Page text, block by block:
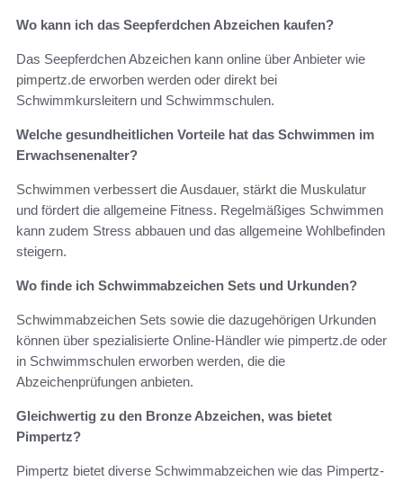
Wo kann ich das Seepferdchen Abzeichen kaufen?
Das Seepferdchen Abzeichen kann online über Anbieter wie
pimpertz.de erworben werden oder direkt bei
Schwimmkursleitern und Schwimmschulen.
Welche gesundheitlichen Vorteile hat das Schwimmen im
Erwachsenenalter?
Schwimmen verbessert die Ausdauer, stärkt die Muskulatur
und fördert die allgemeine Fitness. Regelmäßiges Schwimmen
kann zudem Stress abbauen und das allgemeine Wohlbefinden
steigern.
Wo finde ich Schwimmabzeichen Sets und Urkunden?
Schwimmabzeichen Sets sowie die dazugehörigen Urkunden
können über spezialisierte Online-Händler wie pimpertz.de oder
in Schwimmschulen erworben werden, die die
Abzeichenprüfungen anbieten.
Gleichwertig zu den Bronze Abzeichen, was bietet
Pimpertz?
Pimpertz bietet diverse Schwimmabzeichen wie das Pimpertz-